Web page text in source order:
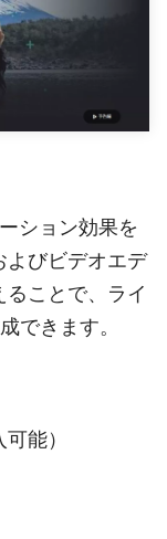
ション効果を
よびビデオエデ
ることで、ライ
できます。
能）